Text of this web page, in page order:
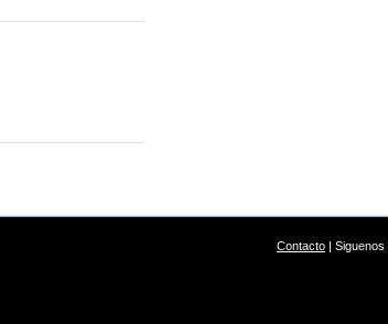
Contacto | Siguenos